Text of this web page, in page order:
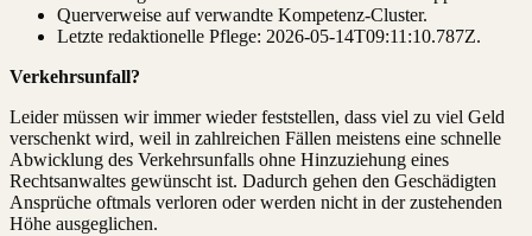
Querverweise auf verwandte Kompetenz-Cluster.
Letzte redaktionelle Pflege: 2026-05-14T09:11:10.787Z.
Verkehrsunfall?
Leider müssen wir immer wieder feststellen, dass viel zu viel Geld
verschenkt wird, weil in zahlreichen Fällen meistens eine schnelle
Abwicklung des Verkehrsunfalls ohne Hinzuziehung eines
Rechtsanwaltes gewünscht ist. Dadurch gehen den Geschädigten
Ansprüche oftmals verloren oder werden nicht in der zustehenden
Höhe ausgeglichen.